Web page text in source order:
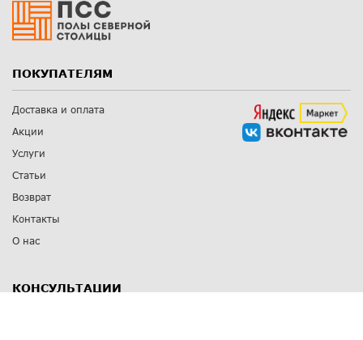
ПОКУПАТЕЛЯМ
Доставка и оплата
Акции
Услуги
Статьи
Возврат
Контакты
О нас
КОНСУЛЬТАЦИИ